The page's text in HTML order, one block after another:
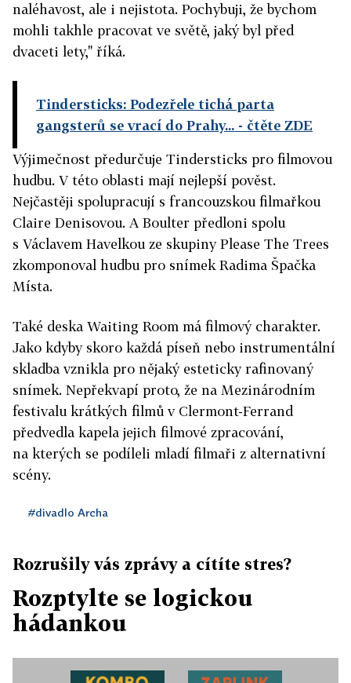
naléhavost, ale i nejistota. Pochybuji, že bychom
mohli takhle pracovat ve světě, jaký byl před
dvaceti lety," říká.
Tindersticks: Podezřele tichá parta
gangsterů se vrací do Prahy... - čtěte ZDE
Výjimečnost předurčuje Tindersticks pro filmovou
hudbu. V této oblasti mají nejlepší pověst.
Nejčastěji spolupracují s francouzskou filmařkou
Claire Denisovou. A Boulter předloni spolu
s Václavem Havelkou ze skupiny Please The Trees
zkomponoval hudbu pro snímek Radima Špačka
Místa.
Také deska Waiting Room má filmový charakter.
Jako kdyby skoro každá píseň nebo instrumentální
skladba vznikla pro nějaký esteticky rafinovaný
snímek. Nepřekvapí proto, že na Mezinárodním
festivalu krátkých filmů v Clermont-Ferrand
předvedla kapela jejich filmové zpracování,
na kterých se podíleli mladí filmaři z alternativní
scény.
#divadlo Archa
Rozrušily vás zprávy a cítíte stres?
Rozptylte se logickou
hádankou